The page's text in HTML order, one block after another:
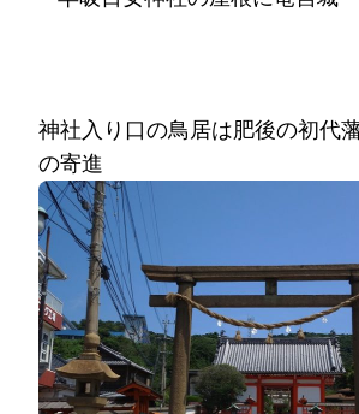
神社入り口の鳥居は肥後の初代
の寄進